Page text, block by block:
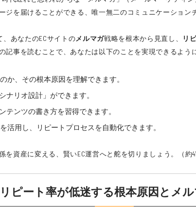
を届けることができる、唯一無二のコミュニケーション
、あなたのECサイトのメルマガ戦略を根本から見直し、 リ
事を読むことで、あなたは以下のことを実現できるよう
か、その根本原因を理解できます。
リオ設計」ができます。
ンツの書き方を習得できます。
活用し、リピートプロセスを自動化できます。
資産に変える、賢いEC運営へと舵を切りましょう。（約
リピート率が低迷する根本原因とメ